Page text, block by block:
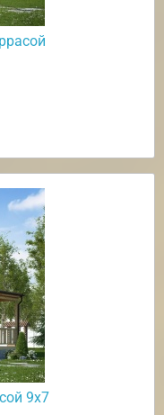
9х7